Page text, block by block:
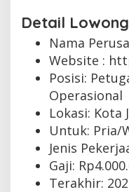
Detail
Nama
Website :
Posisi:
Operasional
Lokasi: Kota
Untuk: Pria/
Jenis
Gaji: Rp
Terakhir: